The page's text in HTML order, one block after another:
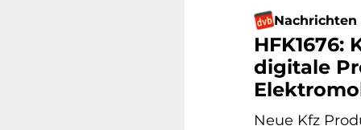
Nachrichten
HFK1676:
digitale
Neue Kfz